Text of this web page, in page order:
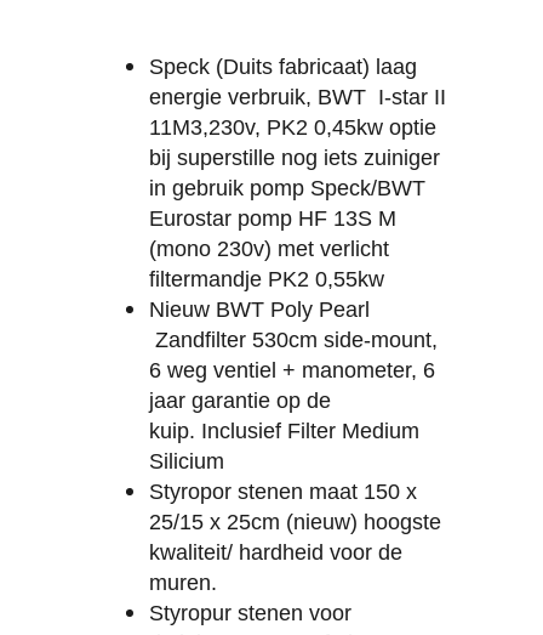
Speck (Duits fabricaat) laag
energie verbruik, BWT I-star II
11M3,230v, PK2 0,45kw optie
bij superstille nog iets zuiniger
in gebruik pomp Speck/BWT
Eurostar pomp HF 13S M
(mono 230v) met verlicht
filtermandje PK2 0,55kw
Nieuw BWT Poly Pearl
Zandfilter 530cm side-mount,
6 weg ventiel + manometer, 6
jaar garantie op de
kuip. Inclusief Filter Medium
Silicium
Styropor stenen maat 150 x
25/15 x 25cm (nieuw) hoogste
kwaliteit/ hardheid voor de
muren.
Styropur stenen voor